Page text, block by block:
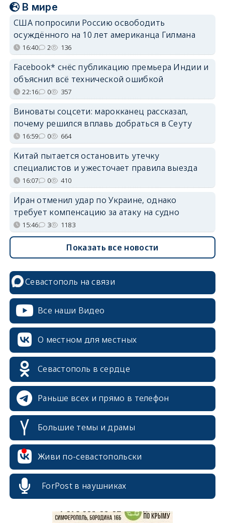
В мире
США попросили Россию освободить
осуждённого на 10 лет американца Гилмана
16:40 2 136
Facebook* снёс публикацию премьера Индии и
объяснил всё технической ошибкой
22:16 0 357
Виноваты соцсети: марокканец рассказал,
почему решился вплавь добраться в Сеуту
16:59 0 664
Китай пытается остановить утечку
специалистов и ужесточает правила выезда
16:07 0 410
Иран отменил удар по Украине, однако
требует компенсацию за атаку на судно
15:46 3 1183
Показать все новости
Севастополь на связи
Все наши Видео
О местном для местных
Севастополь в сердце
Раньше всех и прямо в телефон
Большие темы и драмы
Живи по-севастопольски
ForPost в наушниках
erid: 2SDnjcrDNw6
erid: 2SDnjdPjgYS